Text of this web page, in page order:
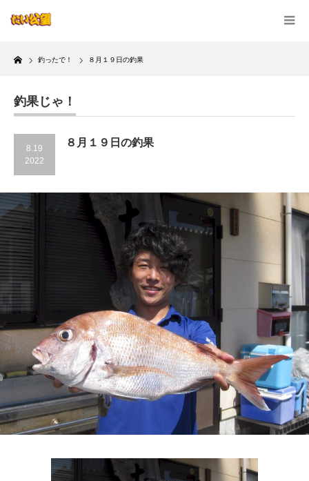
Home
釣ったで！ ８月１９日の釣果
釣果じゃ！
8.19
2022
８月１９日の釣果